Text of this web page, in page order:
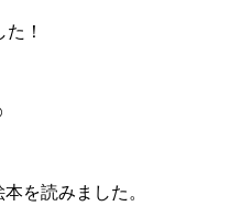
！
を読みました。